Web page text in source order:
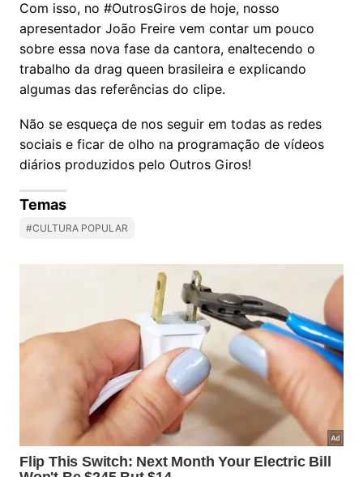
Com isso, no #OutrosGiros de hoje, nosso
apresentador João Freire vem contar um pouco
sobre essa nova fase da cantora, enaltecendo o
trabalho da drag queen brasileira e explicando
algumas das referências do clipe.
Não se esqueça de nos seguir em todas as redes
sociais e ficar de olho na programação de vídeos
diários produzidos pelo Outros Giros!
Temas
#CULTURA POPULAR